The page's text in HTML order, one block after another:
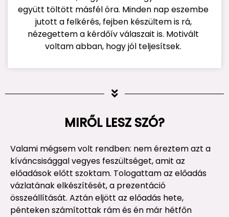
együtt töltött másfél óra. Minden nap eszembe
jutott a felkérés, fejben készültem is rá,
nézegettem a kérdőív válaszait is. Motivált
voltam abban, hogy jól teljesítsek.
MIRŐL LESZ SZÓ?
Valami mégsem volt rendben: nem éreztem azt a
kíváncsisággal vegyes feszültséget, amit az
előadások előtt szoktam. Tologattam az előadás
vázlatának elkészítését, a prezentáció
összeállítását. Aztán eljött az előadás hete,
pénteken számítottak rám és én már hétfőn